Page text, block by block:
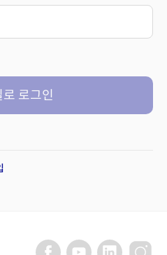
로그인